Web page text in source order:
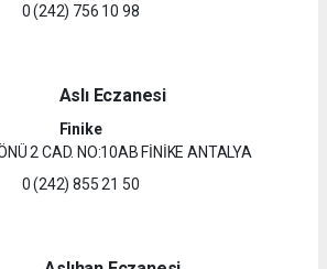
0 (242) 756 10 98
Aslı Eczanesi
Finike
2 CAD. NO:10AB FİNİKE ANTALYA
0 (242) 855 21 50